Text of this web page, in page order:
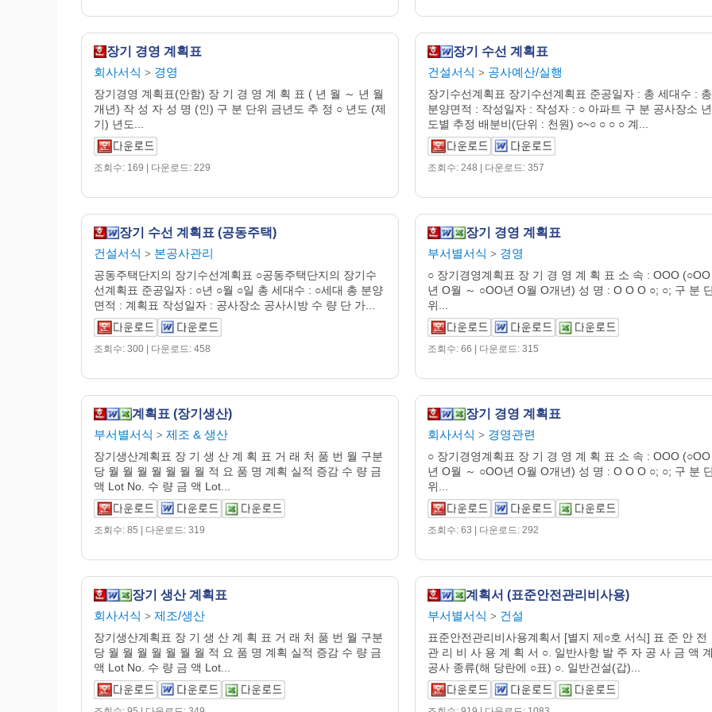
장기 경영 계획표
회사서식 > 경영
장기경영 계획표(안함) 장 기 경 영 계 획 표 ( 년 월 ～ 년 월
개년) 작 성 자 성 명 (인) 구 분 단위 금년도 추 정 ○ 년도 (제
기) 년도...
조회수: 169 | 다운로드: 229
장기 수선 계획표
건설서식 > 공사예산/실행
장기수선계획표 장기수선계획표 준공일자 : 총 세대수 : 총
분양면적 : 작성일자 : 작성자 : ○ 아파트 구 분 공사장소 년
도별 추정 배분비(단위 : 천원) ○~○ ○ ○ ○ 계...
조회수: 248 | 다운로드: 357
장기 수선 계획표 (공동주택)
건설서식 > 본공사관리
공동주택단지의 장기수선계획표 ○공동주택단지의 장기수
선계획표 준공일자 : ○년 ○월 ○일 총 세대수 : ○세대 총 분양
면적 : 계획표 작성일자 : 공사장소 공사시방 수 량 단 가...
조회수: 300 | 다운로드: 458
장기 경영 계획표
부서별서식 > 경영
○ 장기경영계획표 장 기 경 영 계 획 표 소 속 : OOO (○OO
년 O월 ～ ○OO년 O월 O개년) 성 명 : O O O ○; ○; 구 분
위...
조회수: 66 | 다운로드: 315
계획표 (장기생산)
부서별서식 > 제조 & 생산
장기생산계획표 장 기 생 산 계 획 표 거 래 처 품 번 월 구분
당 월 월 월 월 월 월 월 적 요 품 명 계획 실적 증감 수 량 금
액 Lot No. 수 량 금 액 Lot...
조회수: 85 | 다운로드: 319
장기 경영 계획표
회사서식 > 경영관련
○ 장기경영계획표 장 기 경 영 계 획 표 소 속 : OOO (○OO
년 O월 ～ ○OO년 O월 O개년) 성 명 : O O O ○; ○; 구 분
위...
조회수: 63 | 다운로드: 292
장기 생산 계획표
회사서식 > 제조/생산
장기생산계획표 장 기 생 산 계 획 표 거 래 처 품 번 월 구분
당 월 월 월 월 월 월 월 적 요 품 명 계획 실적 증감 수 량 금
액 Lot No. 수 량 금 액 Lot...
계획서 (표준안전관리비사용)
부서별서식 > 건설
표준안전관리비사용계획서 [별지 제○호 서식] 표 준 안 전
관 리 비 사 용 계 획 서 ○. 일반사항 발 주 자 공 사 금 액
공사 종류(해 당란에 ○표) ○. 일반건설(갑)...